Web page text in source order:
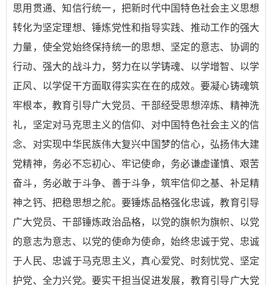
思用贯通、知信行统一，把新时代中国特色社会主义思想
转化为坚定理想、锤炼党性和指导实践、推动工作的强大
力量，使全党始终保持统一的思想、坚定的意志、协调的
行动、强大的战斗力，努力在以学铸魂、以学增智、以学
正风、以学促干方面取得实实在在的成效。要凝心铸魂筑
牢根本，教育引导广大党员、干部经受思想淬炼、精神洗
礼，坚定对马克思主义的信仰、对中国特色社会主义的信
念、对实现中华民族伟大复兴中国梦的信心，弘扬伟大建
党精神，务必不忘初心、牢记使命，务必谦虚谨慎、艰苦
奋斗，务必敢于斗争、善于斗争，筑牢信仰之基、补足精
神之钙、把稳思想之舵。要锤炼品格强化忠诚，教育引导
广大党员、干部锤炼政治品格，以党的旗帜为旗帜、以党
的意志为意志、以党的使命为使命，始终忠诚于党、忠诚
于人民、忠诚于马克思主义，真心爱党、时刻忧党、坚定
护党、全力兴党。要实干担当促进发展，教育引导广大党